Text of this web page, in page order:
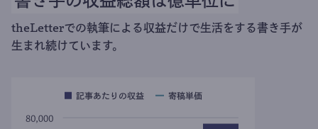
theLetterでの執筆による収益だけで生活をする書き手が
生まれ続けています。